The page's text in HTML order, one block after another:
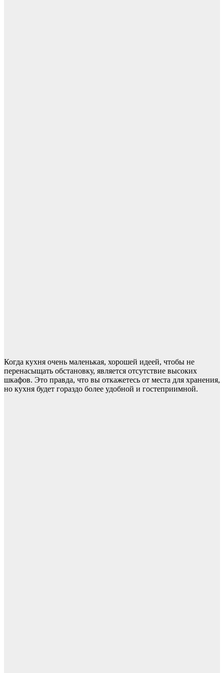
Когда кухня очень маленькая, хорошей идеей, чтобы не
перенасыщать обстановку, является отсутствие высоких
шкафов. Это правда, что вы откажетесь от места для хранения,
но кухня будет гораздо более удобной и гостеприимной.